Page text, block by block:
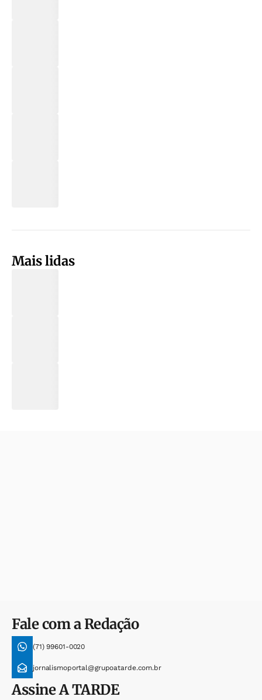
Mais lidas
Fale com a Redação
(71) 99601-0020
jornalismoportal@grupoatarde.com.br
AssineA TARDE